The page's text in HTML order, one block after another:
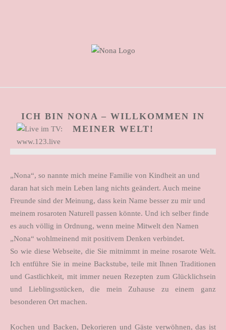
ICH BIN NONA – WILLKOMMEN IN
MEINER WELT!
„Nona“, so nannte mich meine Familie von Kindheit an und
daran hat sich mein Leben lang nichts geändert. Auch meine
Freunde sind der Meinung, dass kein Name besser zu mir und
meinem rosaroten Naturell passen könnte. Und ich selber finde
es auch völlig in Ordnung, wenn meine Mitwelt den Namen
„Nona“ wohlmeinend mit positivem Denken verbindet.
So wie diese Webseite, die Sie mitnimmt in meine rosarote Welt.
Ich entführe Sie in meine Backstube, teile mit Ihnen Traditionen
und Gastlichkeit, mit immer neuen Rezepten zum Glücklichsein
und Lieblingsstücken, die mein Zuhause zu einem ganz
besonderen Ort machen.
Kochen und Backen, Dekorieren und Gäste verwöhnen, das ist